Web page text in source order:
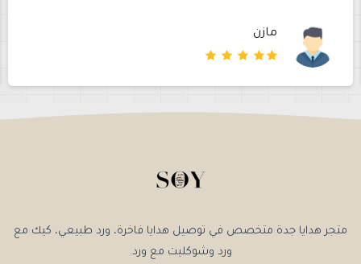
مازن
متجر هدايا جدة متخصص في توصيل هدايا فاخرة، ورد طبيعي، كيك مع
ورد وشوكليت مع ورد.